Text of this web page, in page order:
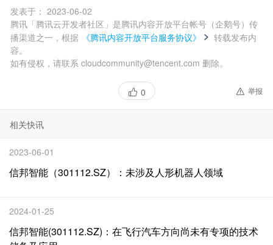
发表于： 2023-06-02
腾讯「腾讯云开发者社区」是腾讯内容开放平台帐号（企鹅号）传
播渠道之一，根据
《腾讯内容开放平台服务协议》
转载发布内
容。
如有侵权，请联系 cloudcommunity@tencent.com 删除。
0 举报
相关快讯
2023-06-01
信邦智能（301112.SZ）：未涉及人形机器人领域
2024-01-25
信邦智能(301112.SZ)：在飞行汽车方向尚未有专项的技术